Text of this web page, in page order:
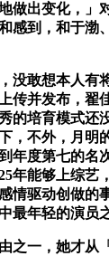
做出变化，」
感到，和于渤
敢想本人有
传并发布，翟
的培育模式还
，不外，月明
年度第七的名
年能够上综艺
情驱动创做的
最年轻的演员
一，她才从